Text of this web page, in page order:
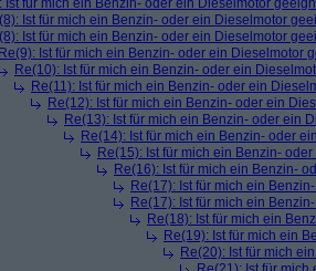
Ist für mich ein Benzin- oder ein Dieselmotor
Ist für mich ein Benzin- oder ein Dieselmotor
Ist für mich ein Benzin- oder ein Dieselmotor
Re(9): Ist für mich ein Benzin- oder ein Dieselmotor
Re(10): Ist für mich ein Benzin- oder ein
Re(11): Ist für mich ein Benzin- oder ein
Re(12): Ist für mich ein Benzin- oder ein
Re(13): Ist für mich ein Benzin- oder ein
Re(14): Ist für mich ein Benzin- oder
Re(15): Ist für mich ein Benzin-
Re(16): Ist für mich ein Benzin-
Re(17): Ist für mich ein
Re(17): Ist für mich ein
Re(18): Ist für mich ein
Re(19): Ist für mich ein
Re(20): Ist für mich